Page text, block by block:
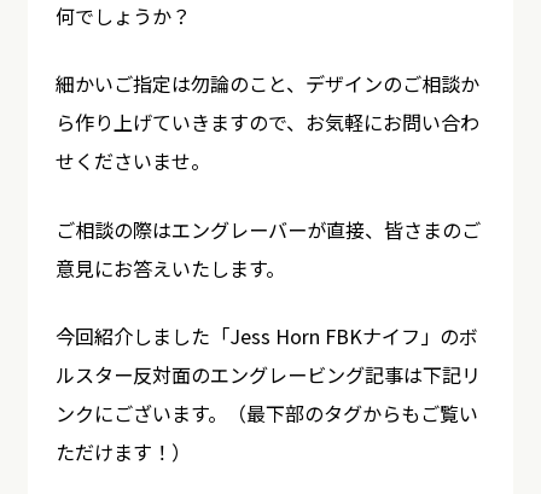
何でしょうか？
細かいご指定は勿論のこと、デザインのご相談か
ら作り上げていきますので、お気軽にお問い合わ
せくださいませ。
ご相談の際はエングレーバーが直接、皆さまのご
意見にお答えいたします。
今回紹介しました「Jess Horn FBKナイフ」のボ
ルスター反対面のエングレービング記事は下記リ
ンクにございます。（最下部のタグからもご覧い
ただけます！）